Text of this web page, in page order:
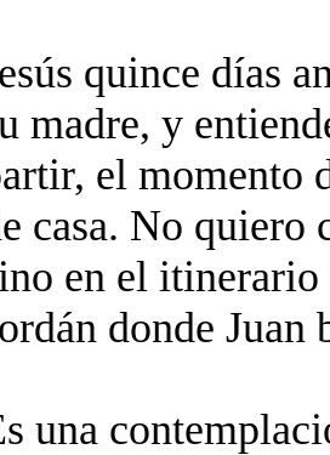
quince días
madre, y
el momento
casa. No quiero
en el itinerario
donde Juan
una